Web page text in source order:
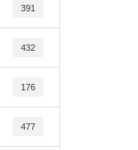
391
432
176
477